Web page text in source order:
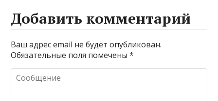
Добавить комментарий
Ваш адрес email не будет опубликован.
Обязательные поля помечены*